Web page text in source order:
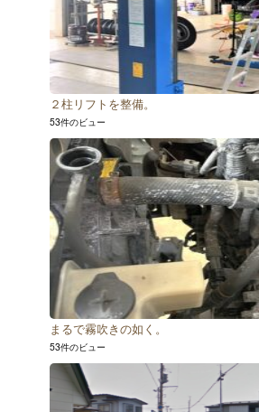
２柱リフトを整備。
53件のビュー
まるで霧吹きの如く。
53件のビュー